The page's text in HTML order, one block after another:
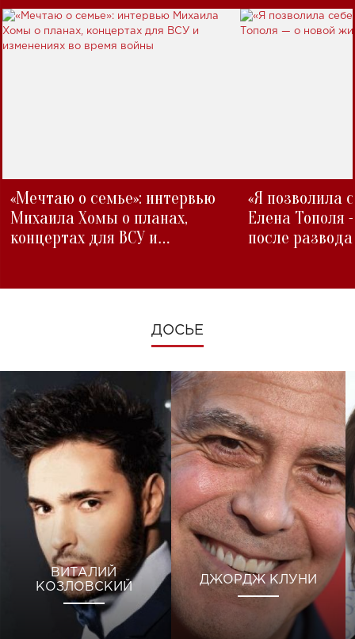
«Мечтаю о семье»: интервью
Михаила Хомы о планах,
концертах для ВСУ и
«Я позволила
Елена Тополя
после развода
ДОСЬЕ
ВИТАЛИЙ
КОЗЛОВСКИЙ
ДЖОРДЖ КЛУНИ